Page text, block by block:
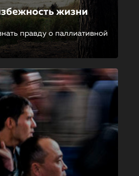
жизни
правду о паллиативной